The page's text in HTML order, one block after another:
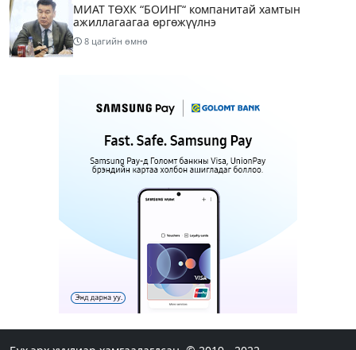
МИАТ ТӨХК “БОИНГ“ компанитай хамтын
ажиллагаагаа өргөжүүлнэ
8 цагийн өмнө
зөөврийн саваар автобензин авч болно
Дуучин A Cool буюу Б.Анхбаяр Төв цэнгэлдэх
хүрээлэнгийн Үйл ажиллагаа, олон нийтийн
тоглолт хариуцсан захирлаар томилогджээ
“Хотын дарга сонсож байна” 150150 тусгай
дугаарыг наймдугаар сарын 14-нөөс ажиллуулж
12 цагийн өмнө